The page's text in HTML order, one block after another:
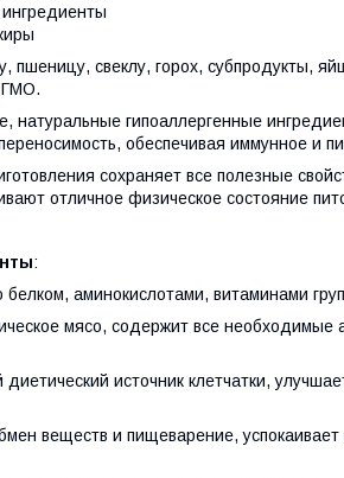
пшеницу, свеклу, горох, субпродукты,
ГМО.
натуральные гипоаллергенные
обеспечивая иммунное и
сохраняет все полезные
отличное физическое состояние
:
белком, аминокислотами, витаминами
мясо, содержит все
диетический источник клетчатки,
веществ и пищеварение,